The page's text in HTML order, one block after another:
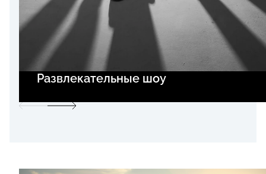
Развлекательные шоу